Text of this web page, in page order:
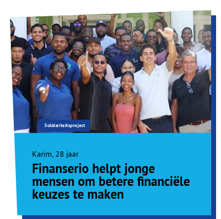
Finanserio helpt jonge
mensen om betere financiële
keuzes te maken
Karim, 28 jaar
Solidariteitsproject